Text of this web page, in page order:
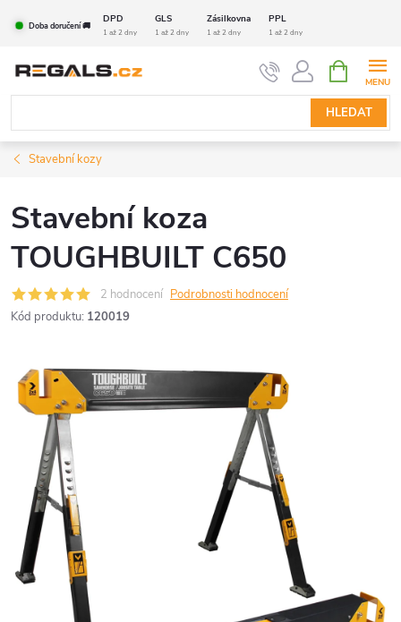
Doba doručení 🚚
DPD GLS Zásilkovna PPL
1 až 2 dny 1 až 2 dny 1 až 2 dny 1 až 2 dny
HLEDAT
NÁKUPNÍ
KOŠÍK
Stavební kozy
Stavební koza
TOUGHBUILT C650
2 hodnocení Podrobnosti hodnocení
Kód produktu: 120019